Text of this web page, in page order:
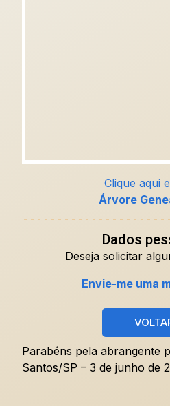
Clique aqui
Árvore
Dados
Deseja solicitar
Envie-me uma
Parabéns pela abrangente
Santos/SP – 3 de junho de